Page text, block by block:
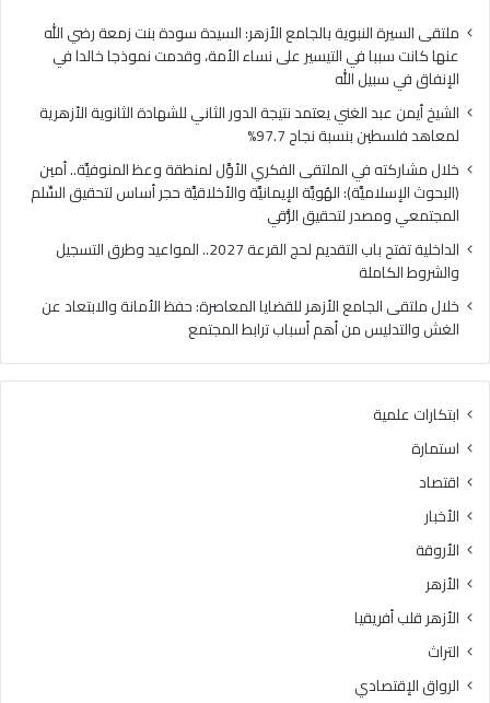
بنسبة
نجاح
97.7%
ملتقى السيرة النبوية بالجامع الأزهر: السيدة سودة بنت زمعة رضي الله
عنها كانت سببا في التيسير على نساء الأمة، وقدمت نموذجا خالدا في
الإنفاق في سبيل الله
الشيخ أيمن عبد الغني يعتمد نتيجة الدور الثاني للشهادة الثانوية الأزهرية
لمعاهد فلسطين بنسبة نجاح 97.7%
خلال مشاركته في الملتقى الفكري الأوَّل لمنطقة وعظ المنوفيَّة.. أمين
(البحوث الإسلاميَّة): الهُويَّة الإيمانيَّة والأخلاقيَّة حجر أساس لتحقيق السِّلم
المجتمعي ومصدر لتحقيق الرُّقي
الداخلية تفتح باب التقديم لحج القرعة 2027.. المواعيد وطرق التسجيل
والشروط الكاملة
خلال ملتقى الجامع الأزهر للقضايا المعاصرة: حفظ الأمانة والابتعاد عن
الغش والتدليس من أهم أسباب ترابط المجتمع
ابتكارات علمية
استمارة
اقتصاد
الأخبار
الأروقة
الأزهر
الأزهر قلب أفريقيا
التراث
الرواق الإقتصادي